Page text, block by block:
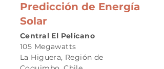
Predicción de Energía
Solar
Central El Pelícano
105 Megawatts
La Higuera, Región de